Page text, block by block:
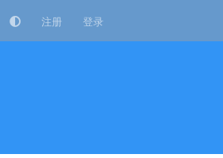
注册 登录